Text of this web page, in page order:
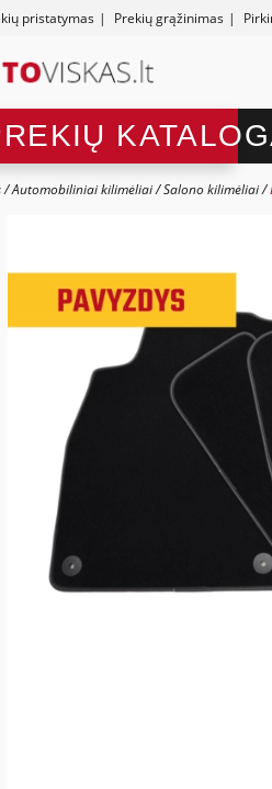
pristatymas | Prekių grąžinimas |
Automobiliniai kilimėliai Salono kilimėliai